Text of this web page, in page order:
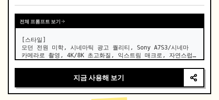
전체 프롬프트 보기
[스타일]
모던 전원 미학, 시네마틱 광고 퀄리티, Sony A7S3/시네마
카메라로 촬영, 4K/8K 초고화질, 익스트림 매크로, 자연스럽
잘 관리된 모던 팜하우스 오픈 키친, 배경은 푸른 채소밭, 밝
은 햇살.
지금 사용해 보기